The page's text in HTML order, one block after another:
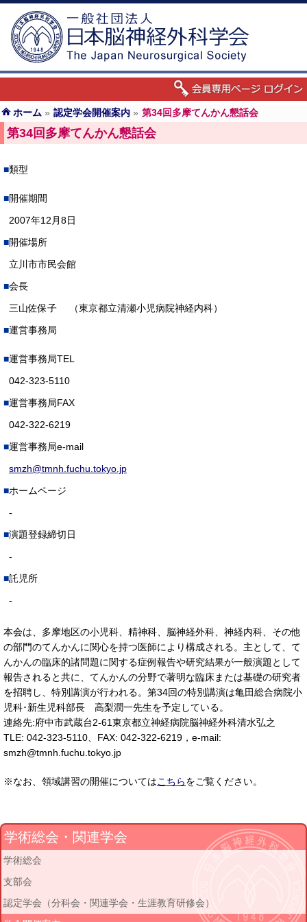
ホーム » 認定学会開催案内 » 第34回多摩てんかん懇話会
第34回多摩てんかん懇話会
類型
開催期間
2007年12月8日
開催場所
立川市市民会館
会長
三山佐保子 （東京都立清瀬小児病院神経内科）
運営事務局
運営事務局TEL
042-323-5110
運営事務局FAX
042-322-6219
運営事務局e-mail
smzh@tmnh.fuchu.tokyo.jp
ホームページ
-
演題登録締切日
-
託児所
-
本会は、多摩地区の小児科、精神科、脳神経外科、神経内科、その他
の部門のてんかんに関心を持つ医師により構成される。主として、て
んかんの臨床的諸問題に関する症例報告や研究結果が一般演題として
報告されると共に、てんかんの分野で著明な臨床または基礎の研究者
を招聘し、特別講演が行われる。第34回の特別講演は亀田総合病院小
児科･新生児科部長 高梨潤一先生を予定している。
連絡先:府中市武蔵台2-61東京都立神経病院脳神経外科清水弘之
TLE: 042-323-5110、FAX: 042-322-6219，e-mail:
smzh@tmnh.fuchu.tokyo.jp
※なお、領域講習の開催についてはこちらをご覧ください。
学術総会・関連学会
学術総会
支部会
認定学会（分科会・関連学会・生涯教育研修会）